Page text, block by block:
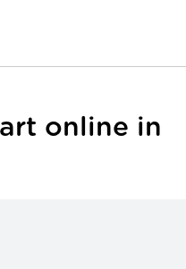
online in